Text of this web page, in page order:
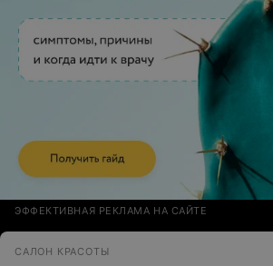
ЭФФЕКТИВНАЯ РЕКЛАМА НА САЙТЕ
САЛОН КРАСОТЫ